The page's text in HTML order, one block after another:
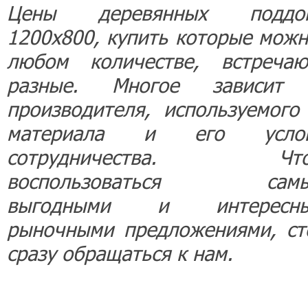
Цены деревянных
1200х800, купить которые
любом количестве,
разные. Многое зависит
производителя,
материала и его
сотрудничества.
воспользоваться
выгодными и
рыночными предложениями,
сразу обращаться к нам.